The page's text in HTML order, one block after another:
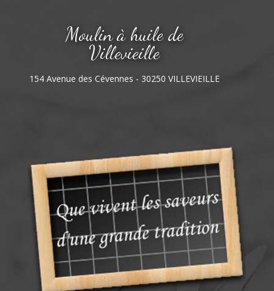
Moulin à huile de
Villevieille
154 Avenue des Cévennes - 30250 VILLEVIEILLE